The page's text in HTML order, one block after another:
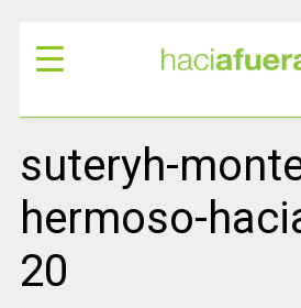
suteryh-
hermoso-
20